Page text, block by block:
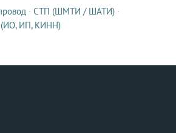
· СТП (ШМТИ / ШАТИ) ·
(ИО, ИП, КИНН)